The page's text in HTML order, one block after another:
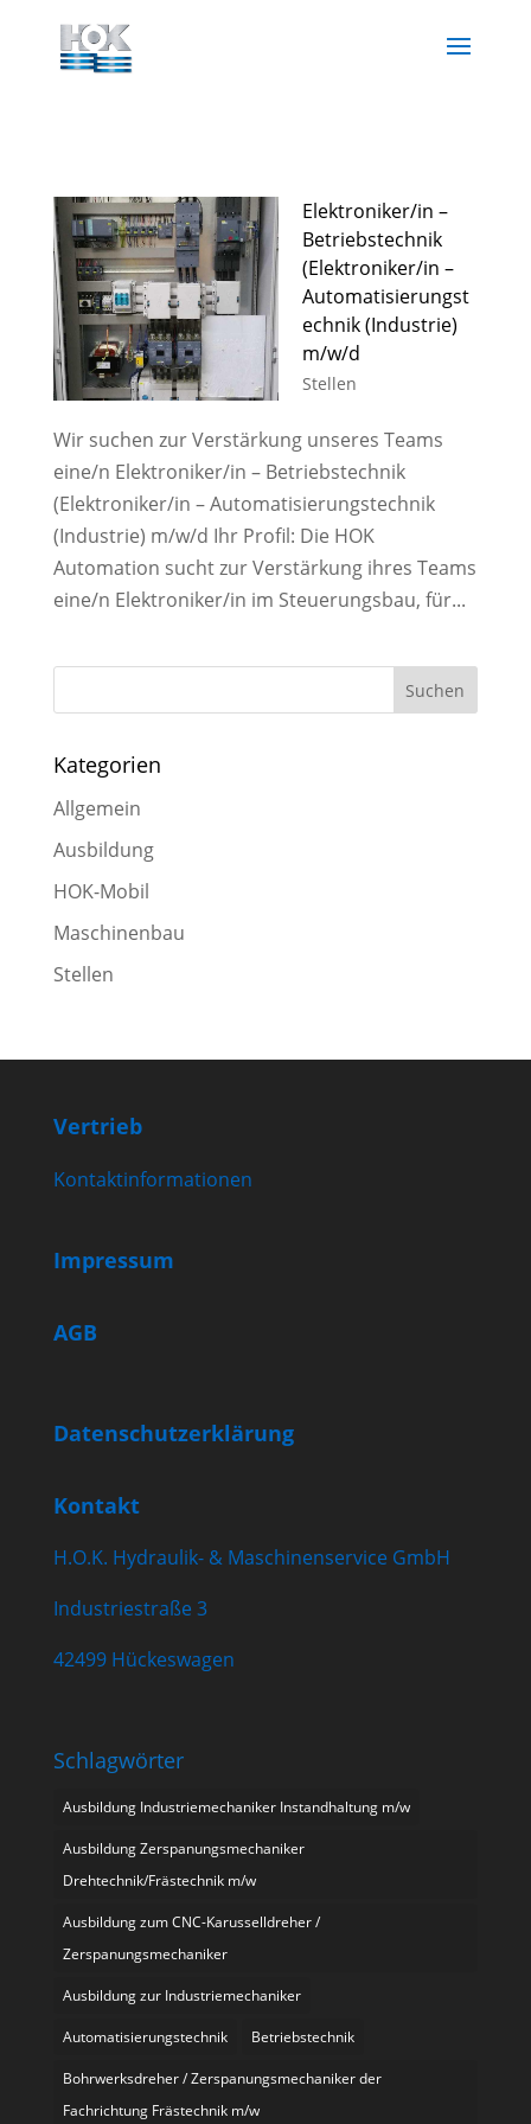
Elektroniker/in –
Betriebstechnik
(Elektroniker/in –
Automatisierungst
echnik (Industrie)
m/w/d
Stellen
Wir suchen zur Verstärkung unseres Teams
eine/n Elektroniker/in – Betriebstechnik
(Elektroniker/in – Automatisierungstechnik
(Industrie) m/w/d Ihr Profil: Die HOK
Automation sucht zur Verstärkung ihres Teams
eine/n Elektroniker/in im Steuerungsbau, für...
Kategorien
Allgemein
Ausbildung
HOK-Mobil
Maschinenbau
Stellen
Vertrieb
Kontaktinformationen
Impressum
AGB
Datenschutzerklärung
Kontakt
H.O.K. Hydraulik- & Maschinenservice GmbH
Industriestraße 3
42499 Hückeswagen
Schlagwörter
Ausbildung Industriemechaniker Instandhaltung m/w
Ausbildung Zerspanungsmechaniker
Drehtechnik/Frästechnik m/w
Ausbildung zum CNC-Karusselldreher /
Zerspanungsmechaniker
Ausbildung zur Industriemechaniker
Automatisierungstechnik Betriebstechnik
Bohrwerksdreher / Zerspanungsmechaniker der
Fachrichtung Frästechnik m/w